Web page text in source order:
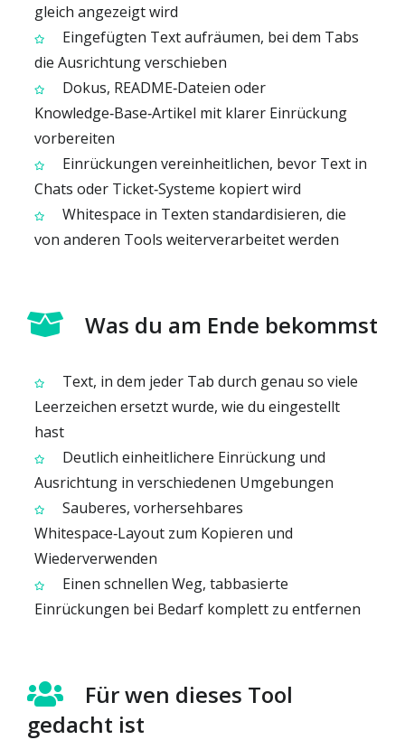
gleich angezeigt wird
Eingefügten Text aufräumen, bei dem Tabs
die Ausrichtung verschieben
Dokus, README‑Dateien oder
Knowledge‑Base‑Artikel mit klarer Einrückung
vorbereiten
Einrückungen vereinheitlichen, bevor Text in
Chats oder Ticket‑Systeme kopiert wird
Whitespace in Texten standardisieren, die
von anderen Tools weiterverarbeitet werden
Was du am Ende bekommst
Text, in dem jeder Tab durch genau so viele
Leerzeichen ersetzt wurde, wie du eingestellt
hast
Deutlich einheitlichere Einrückung und
Ausrichtung in verschiedenen Umgebungen
Sauberes, vorhersehbares
Whitespace‑Layout zum Kopieren und
Wiederverwenden
Einen schnellen Weg, tabbasierte
Einrückungen bei Bedarf komplett zu entfernen
Für wen dieses Tool
gedacht ist